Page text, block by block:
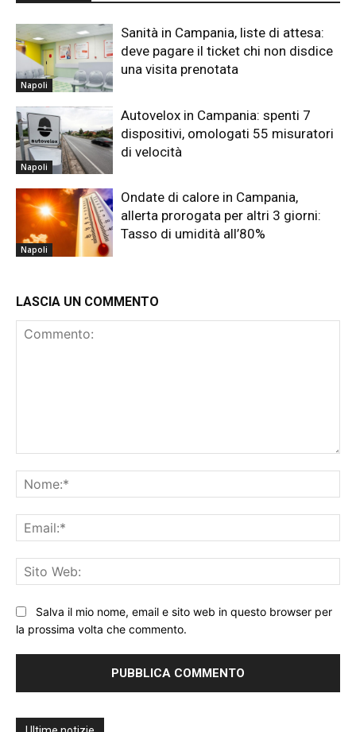
Napoli
Sanità in Campania, liste di attesa:
deve pagare il ticket chi non disdice
una visita prenotata
Napoli
Autovelox in Campania: spenti 7
dispositivi, omologati 55 misuratori
di velocità
Napoli
Ondate di calore in Campania,
allerta prorogata per altri 3 giorni:
Tasso di umidità all’80%
LASCIA UN COMMENTO
Salva il mio nome, email e sito web in questo browser per
la prossima volta che commento.